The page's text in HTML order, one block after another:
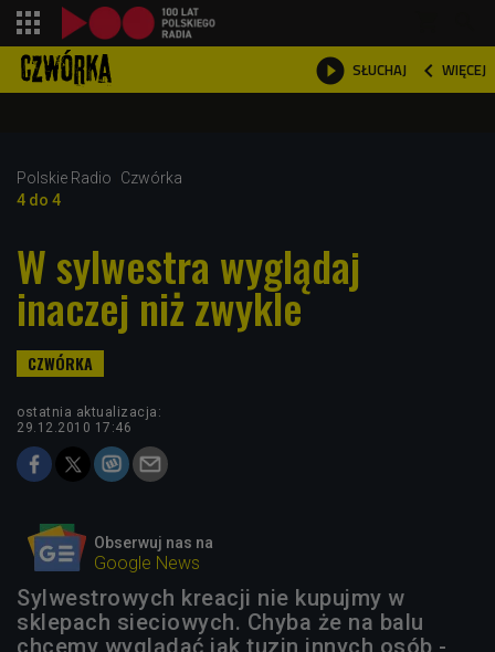
 SŁUCHAJ  WIĘCEJ

Polskie Radio
Czwórka
4 do 4
W sylwestra wyglądaj
inaczej niż zwykle
ostatnia aktualizacja:
29.12.2010 17:46
Obserwuj nas na
Google News
Sylwestrowych kreacji nie kupujmy w
sklepach sieciowych. Chyba że na balu
chcemy wyglądać jak tuzin innych osób -